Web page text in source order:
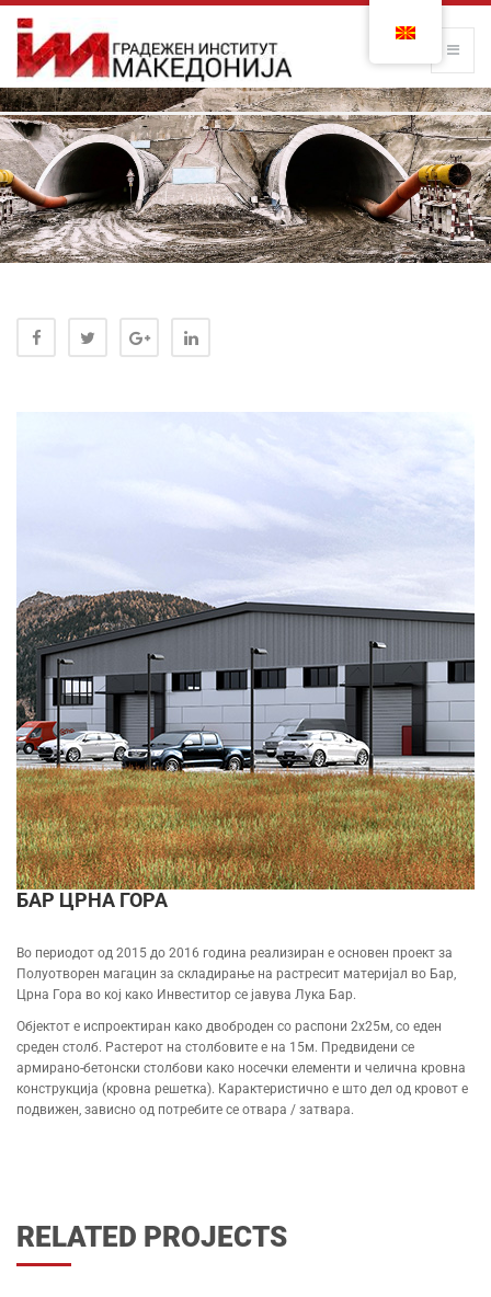
БАР ЦРНА ГОРА
Во периодот од 2015 до 2016 година реализиран е основен проект за
Полуотворен магацин за складирање на растресит материјал во Бар,
Црна Гора во кој како Инвеститор се јавува Лука Бар.
Објектот е испроектиран како двоброден со распони 2х25м, со еден
среден столб. Растерот на столбовите е на 15м. Предвидени се
армирано-бетонски столбови како носечки елементи и челична кровна
конструкција (кровна решетка). Карактеристично е што дел од кровот е
подвижен, зависно од потребите се отвара / затвара.
RELATED PROJECTS